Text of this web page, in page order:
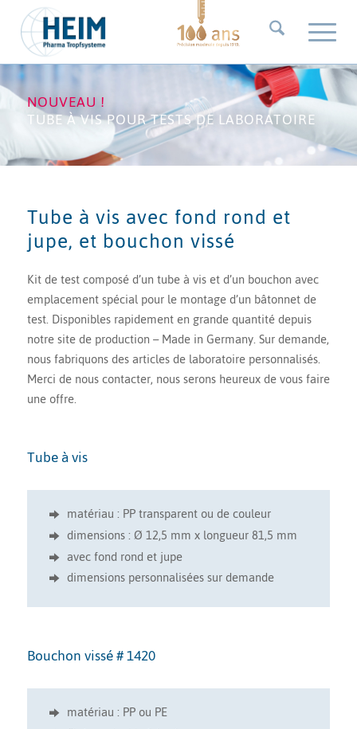
NOUVEAU !
TUBE À VIS POUR TESTS DE LABORATOIRE
Tube à vis avec fond rond et
jupe, et bouchon vissé
Kit de test composé d’un tube à vis et d’un bouchon avec
emplacement spécial pour le montage d’un bâtonnet de
test. Disponibles rapidement en grande quantité depuis
notre site de production – Made in Germany. Sur demande,
nous fabriquons des articles de laboratoire personnalisés.
Merci de nous contacter, nous serons heureux de vous faire
une offre.
Tube à vis
matériau : PP transparent ou de couleur
dimensions : Ø 12,5 mm x longueur 81,5 mm
avec fond rond et jupe
dimensions personnalisées sur demande
Bouchon vissé # 1420
matériau : PP ou PE